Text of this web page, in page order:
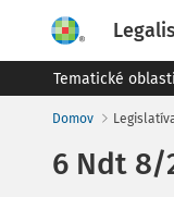
Legalis
Tematické oblasti
Domov
6 Ndt 8/